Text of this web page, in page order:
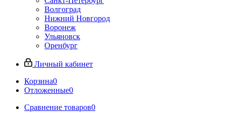
Волгоград
Нижний Новгород
Воронеж
Ульяновск
Оренбург
Личный кабинет
Корзина0
Отложенные0
Сравнение товаров0